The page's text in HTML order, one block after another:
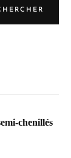
chenillés